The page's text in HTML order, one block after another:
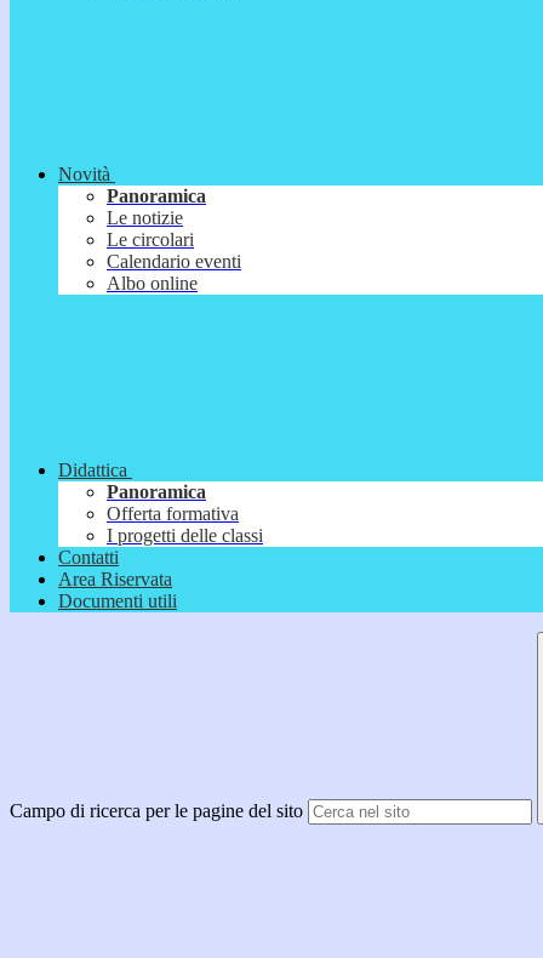
Novità
Panoramica
Le notizie
Le circolari
Calendario eventi
Albo online
Didattica
Panoramica
Offerta formativa
I progetti delle classi
Contatti
Area Riservata
Documenti utili
Campo di ricerca per le pagine del sito